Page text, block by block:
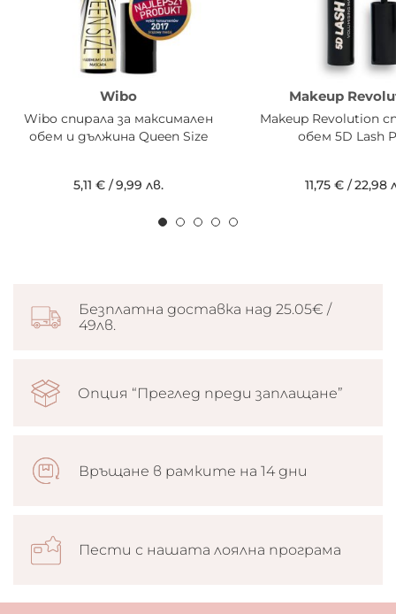
Wibo
Wibo спирала за максимален
обем и дължина Queen Size
5,11 € /9,99 лв.
Makeup
Makeup Revolution
обем 5D Lash
11,75 €/22,98
Безплатна доставка над 25.05€ /
49лв.
Опция “Преглед преди заплащане”
Връщане в рамките на 14 дни
Пести с нашата лоялна програма